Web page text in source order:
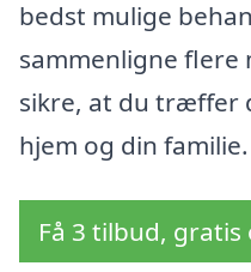
bedst mulige
sammenligne flere
sikre, at du træffer
hjem og din familie.
Få 3 tilbud,